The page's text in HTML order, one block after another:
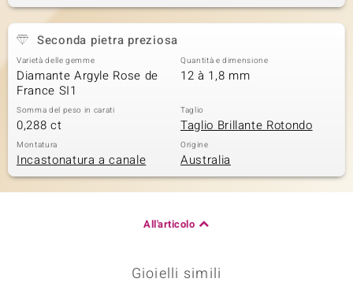
Seconda pietra preziosa
Varietà delle gemme
Diamante Argyle Rose de
France SI1
Quantità e dimensione
12 à 1,8 mm
Somma del peso in carati
0,288 ct
Taglio
Taglio Brillante Rotondo
Montatura
Incastonatura a canale
Origine
Australia
All'articolo
Gioielli simili